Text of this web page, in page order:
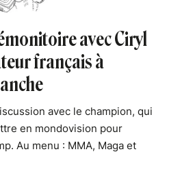
avec Ciryl
français à
avec le champion, qui
en mondovision pour
Au menu : MMA, Maga et